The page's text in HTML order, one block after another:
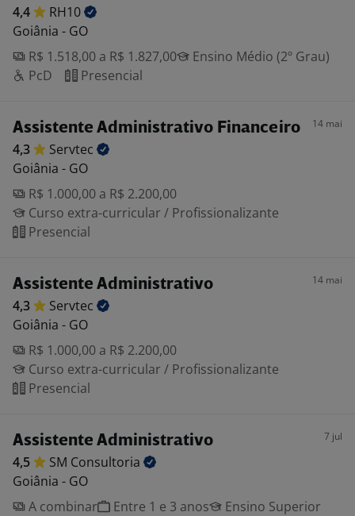
4,4
RH10
Goiânia - GO
R$ 1.518,00 a R$ 1.827,00
Ensino Médio (2º Grau)
PcD
Presencial
Assistente Administrativo Financeiro 14 mai
4,3
Servtec
Goiânia - GO
R$ 1.000,00 a R$ 2.200,00
Curso extra-curricular / Profissionalizante
Presencial
Assistente Administrativo 14 mai
4,3
Servtec
Goiânia - GO
R$ 1.000,00 a R$ 2.200,00
Curso extra-curricular / Profissionalizante
Presencial
Assistente Administrativo 7 jul
4,5 SM Consultoria
Goiânia - GO
A combinar
Entre 1 e 3 anos
Ensino Superior